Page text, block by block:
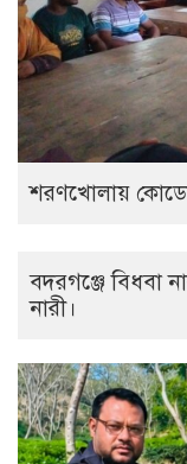
শরণখোলায়
বদরগঞ্জে বিধবা
নারী।